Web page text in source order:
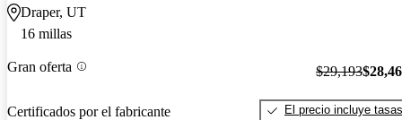
Draper, UT
16 millas
Gran oferta
Certificados por el fabricante
$29,193
El precio incluye tasas